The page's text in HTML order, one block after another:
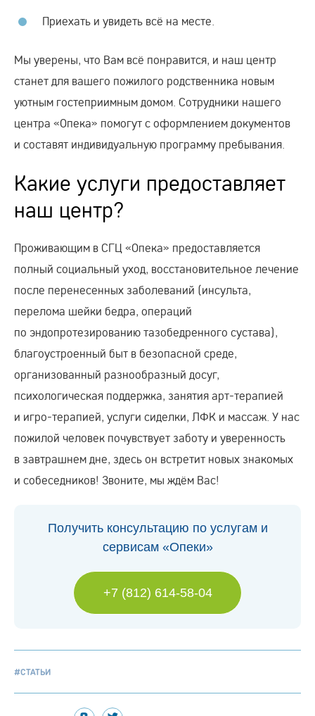
Приехать и увидеть всё на месте.
Мы уверены, что Вам всё понравится, и наш центр
станет для вашего пожилого родственника новым
уютным гостеприимным домом. Сотрудники нашего
центра «Опека» помогут с оформлением документов
и составят индивидуальную программу пребывания.
Какие услуги предоставляет
наш центр?
Проживающим в СГЦ «Опека» предоставляется
полный социальный уход, восстановительное лечение
после перенесенных заболеваний (инсульта,
перелома шейки бедра, операций
по эндопротезированию тазобедренного сустава),
благоустроенный быт в безопасной среде,
организованный разнообразный досуг,
психологическая поддержка, занятия арт-терапией
и игро-терапией, услуги сиделки, ЛФК и массаж. У нас
пожилой человек почувствует заботу и уверенность
в завтрашнем дне, здесь он встретит новых знакомых
и собеседников! Звоните, мы ждём Вас!
Получить консультацию по услугам и
сервисам «Опеки»
+7 (812) 614-58-04
#СТАТЬИ